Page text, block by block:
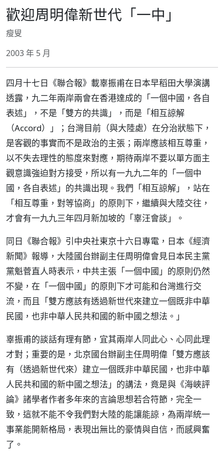
歡迎周明偉新世代「一中」
瘦叟
2003 年 5 月
四月十七日《聯合報》載辜振甫在日本早稻田大學演講
透露，九二年兩岸兩會在香港達成的「一個中國，各自
表述」，不是「雙方的共識」，而是「相互諒解
（Accord）」；台灣目前（與大陸處）在分治狀態下，
是客觀的事實而不是政治的主張；兩岸應該相互尊重，
以不失去理性的態度來對應，期待兩岸不要以單方面主
觀意識強迫對方接受，所以有一九九二年的「一個中
國，各自表述」的共識出現。我們「相互諒解」，站在
「相互尊重，對等協商」的原則下，繼續與大陸交往，
才會有一九九三年四月新加坡的「辜汪會談」。
同日《聯合報》引中央社東京十六日專電，日本《經濟
新聞》報導，大陸國台辦副主任周明偉會見日本民主黨
黨魁菅直人時表示，中共主張「一個中國」的原則仍然
不變，在「一個中國」的原則下才可能和台灣進行交
流，而且「雙方應該有透過新世代來建立一個既非中華
民國，也非中華人民共和國的新中國之想法。」
辜振甫的談話有理有節，宜其兩岸人同此心、心同此理
才對；重要的是，北京國台辦副主任周明偉「雙方應該
有（透過新世代來）建立一個既非中華民國，也非中華
人民共和國的新中國之想法」的講法，竟是與《海峽評
論》諸學者作者多年來的言論思想若合符節，完全一
致，這就不能不令我們對大陸的能讓能諒，為兩岸統一
事業能開新格局，表現出無比的豪情與自信，而感興奮
了。